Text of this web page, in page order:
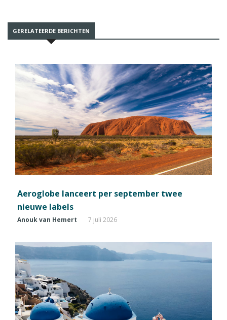
GERELATEERDE BERICHTEN
Aeroglobe lanceert per september twee
nieuwe labels
Anouk van Hemert 7 juli 2026